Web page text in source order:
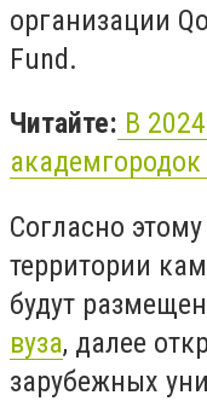
организации
Fund.
Читайте: В
Согласно
территории
будут
вуза, далее
зарубежных